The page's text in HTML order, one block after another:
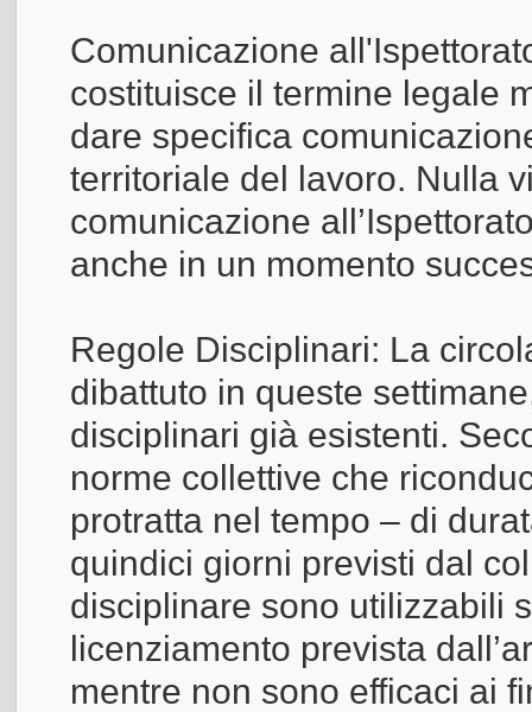
Comunicazione
costituisce il termine legale
dare specifica
territoriale del lavoro. Nulla
comunicazione
anche in un momento
Regole Disciplinari: La
dibattuto in queste
disciplinari già esistenti.
norme collettive che
protratta nel tempo – di
quindici giorni previsti dal
disciplinare sono utilizzabili
licenziamento prevista
mentre non sono efficaci ai